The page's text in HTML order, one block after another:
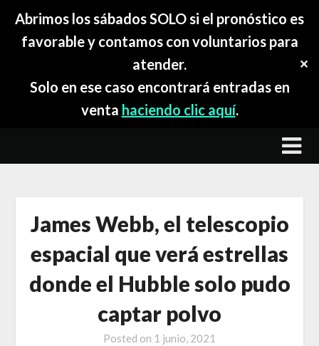
Abrimos los sábados SOLO si el pronóstico es
favorable y contamos con voluntarios para
atender.
Solo en ese caso encontrará entradas en
venta haciendo clic aquí.
✕
James Webb, el telescopio
espacial que verá estrellas
donde el Hubble solo pudo
captar polvo
Posted on 1 junio, 2021